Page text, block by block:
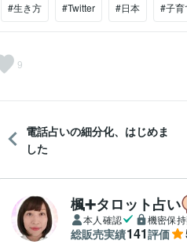
#生き方 #Twitter #日本 #子育
9
電話占いの細分化、はじめま
した
楓➕タロット占い
本人確認 機密保
総販売実績141評価